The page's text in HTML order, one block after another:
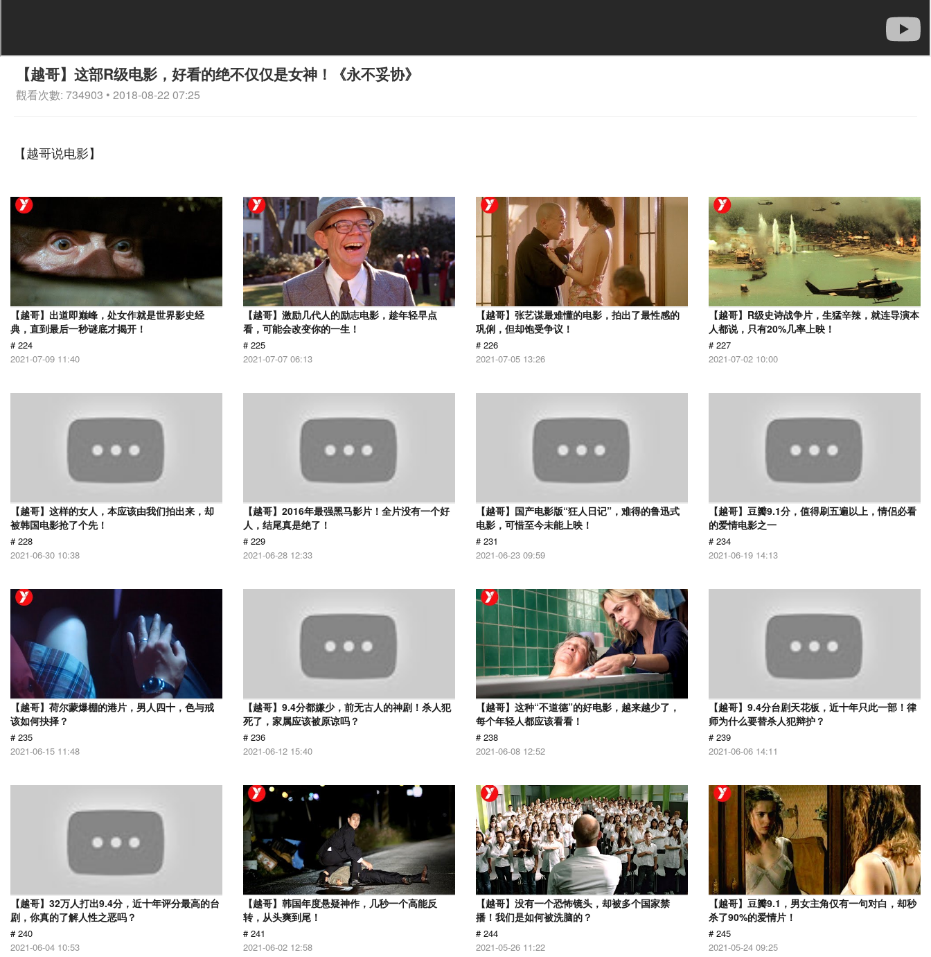
【越哥】这部R级电影，好看的绝不仅仅是女神！《永不妥协》
觀看次數: 734903 • 2018-08-22 07:25
【越哥说电影】
【越哥】出道即巅峰，处女作就是世界影史经
典，直到最后一秒谜底才揭开！
# 224
2021-07-09 11:40
【越哥】激励几代人的励志电影，趁年轻早点
看，可能会改变你的一生！
# 225
2021-07-07 06:13
【越哥】张艺谋最难懂的电影，拍出了最性感的
巩俐，但却饱受争议！
# 226
2021-07-05 13:26
【越哥】R级史诗战争片，生猛辛辣，就连导演本
人都说，只有20%几率上映！
# 227
2021-07-02 10:00
【越哥】这样的女人，本应该由我们拍出来，却
被韩国电影抢了个先！
# 228
2021-06-30 10:38
【越哥】2016年最强黑马影片！全片没有一个好
人，结尾真是绝了！
# 229
2021-06-28 12:33
【越哥】国产电影版“狂人日记”，难得的鲁迅式
电影，可惜至今未能上映！
# 231
2021-06-23 09:59
【越哥】豆瓣9.1分，值得刷五遍以上，情侣必看
的爱情电影之一
# 234
2021-06-19 14:13
【越哥】荷尔蒙爆棚的港片，男人四十，色与戒
该如何抉择？
# 235
2021-06-15 11:48
【越哥】9.4分都嫌少，前无古人的神剧！杀人犯
死了，家属应该被原谅吗？
# 236
2021-06-12 15:40
【越哥】这种“不道德”的好电影，越来越少了，
每个年轻人都应该看看！
# 238
2021-06-08 12:52
【越哥】9.4分台剧天花板，近十年只此一部！律
师为什么要替杀人犯辩护？
# 239
2021-06-06 14:11
【越哥】32万人打出9.4分，近十年评分最高的台
剧，你真的了解人性之恶吗？
# 240
2021-06-04 10:53
【越哥】韩国年度悬疑神作，几秒一个高能反
转，从头爽到尾！
# 241
2021-06-02 12:58
【越哥】没有一个恐怖镜头，却被多个国家禁
播！我们是如何被洗脑的？
# 244
2021-05-26 11:22
【越哥】豆瓣9.1，男女主角仅有一句对白，却秒
杀了90%的爱情片！
# 245
2021-05-24 09:25